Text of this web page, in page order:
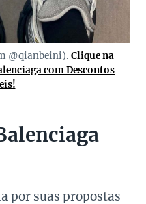
@qianbeini). Clique na
com Descontos
por suas propostas